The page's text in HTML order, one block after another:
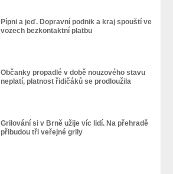
Pípni a jeď. Dopravní podnik a kraj spouští ve
vozech bezkontaktní platbu
Občanky propadlé v době nouzového stavu
neplatí, platnost řidičáků se prodloužila
Grilování si v Brně užije víc lidí. Na přehradě
přibudou tři veřejné grily